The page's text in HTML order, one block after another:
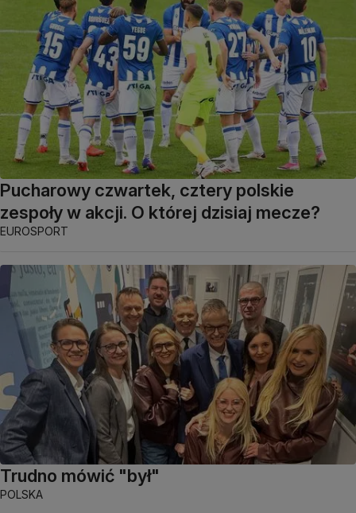
Pucharowy czwartek, cztery polskie
zespoły w akcji. O której dzisiaj mecze?
EUROSPORT
Trudno mówić "był"
POLSKA